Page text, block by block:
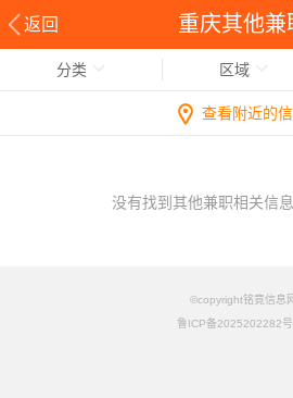
返回 重庆其他兼
分类 区域
查看附近的
没有找到其他兼职相关信
©copyright铭竟信息
鲁ICP备2025202282